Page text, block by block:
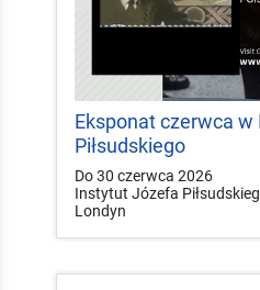
Eksponat czerwca
Piłsudskiego
Do 30 czerwca 2026
Instytut Józefa
Londyn